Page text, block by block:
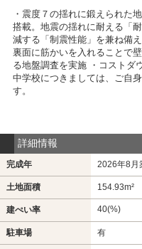
・震度７の揺れに鍛えられた
搭載。地震の揺れに耐える「
減する「制震性能」を兼ね備
裏面に筋かいを入れることで
る地盤調査を実施 ・コスト
中学校につきましては、ご自
す。
詳細情報
完成年 2026年8月
土地面積 154.93m²
建ぺい率 40(%)
駐車場 有